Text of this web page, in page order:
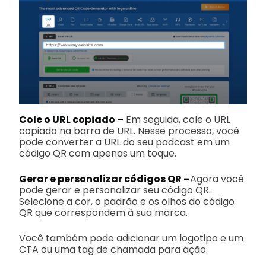
Cole o URL copiado – Em seguida, cole o URL
copiado na barra de URL. Nesse processo, você
pode converter a URL do seu podcast em um
código QR com apenas um toque.
Gerar e personalizar códigos QR –Agora você
pode gerar e personalizar seu código QR.
Selecione a cor, o padrão e os olhos do código
QR que correspondem à sua marca.
Você também pode adicionar um logotipo e um
CTA ou uma tag de chamada para ação.